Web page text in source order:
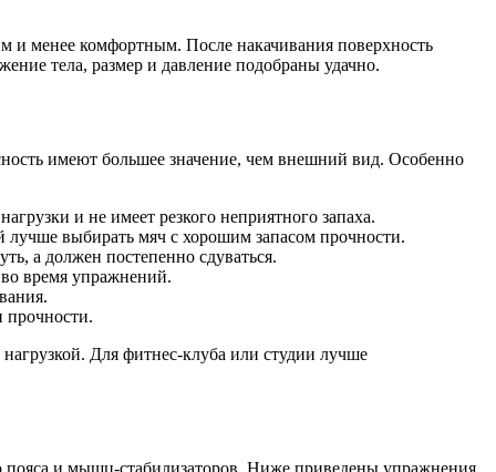
менее комфортным. После накачивания поверхность
тела, размер и давление подобраны удачно.
имеют большее значение, чем внешний вид. Особенно
и не имеет резкого неприятного запаха.
выбирать мяч с хорошим запасом прочности.
а должен постепенно сдуваться.
время упражнений.
прочности.
Для фитнес-клуба или студии лучше
и мышц-стабилизаторов. Ниже приведены упражнения,